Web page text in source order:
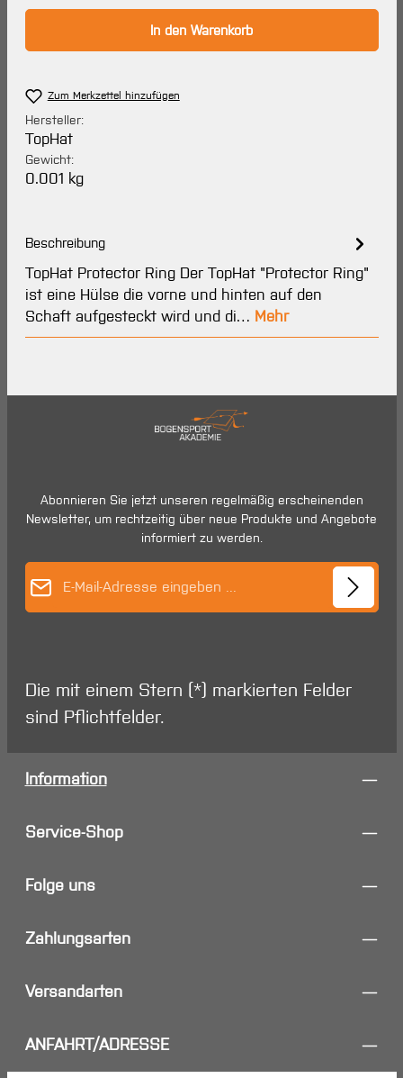
In den Warenkorb
Zum Merkzettel hinzufügen
Hersteller:
TopHat
Gewicht:
0.001 kg
Beschreibung
TopHat Protector Ring Der TopHat "Protector Ring"
ist eine Hülse die vorne und hinten auf den
Schaft aufgesteckt wird und di… Mehr
Abonnieren Sie jetzt unseren regelmäßig erscheinenden
Newsletter, um rechtzeitig über neue Produkte und Angebote
informiert zu werden.
Die mit einem Stern (*) markierten Felder
sind Pflichtfelder.
Information
Service-Shop
Folge uns
Zahlungsarten
Versandarten
ANFAHRT/ADRESSE